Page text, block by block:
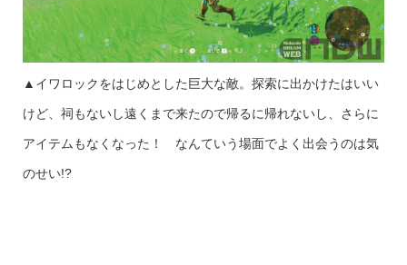
▲イワロックをはじめとした巨大な敵。探索に出かけたはいい
けど、祠もないし遠くまで来たので帰るに帰れないし、さらに
アイテムもなくなった！ なんていう場面でよく出会うのは気
のせい!?